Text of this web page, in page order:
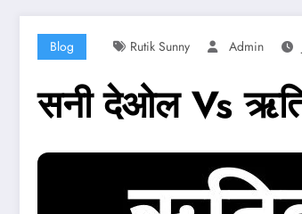
Blog Rutik Sunny Admin
सनी देओल Vs